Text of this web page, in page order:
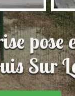
pose
Sur